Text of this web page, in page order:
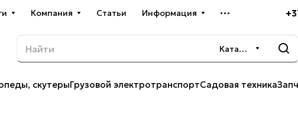
Компания Статьи Информация
Каталог
скутерыГрузовой электротранспортСадовая техника